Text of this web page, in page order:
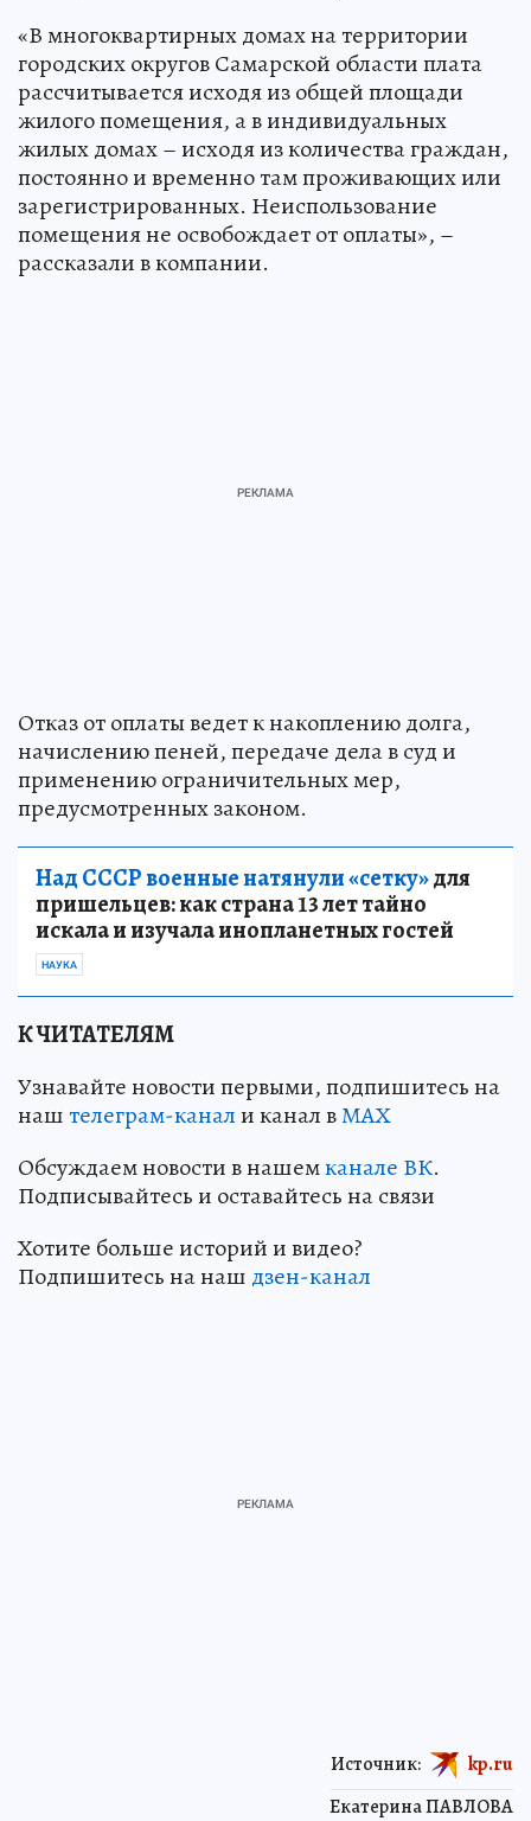
«В многоквартирных домах на территории
городских округов Самарской области плата
рассчитывается исходя из общей площади
жилого помещения, а в индивидуальных
жилых домах – исходя из количества граждан,
постоянно и временно там проживающих или
зарегистрированных. Неиспользование
помещения не освобождает от оплаты», –
рассказали в компании.
Отказ от оплаты ведет к накоплению долга,
начислению пеней, передаче дела в суд и
применению ограничительных мер,
предусмотренных законом.
Над СССР военные натянули «сетку»для
пришельцев: как страна 13 лет тайно
искала и изучала инопланетных гостей
НАУКА
К ЧИТАТЕЛЯМ
Узнавайте новости первыми, подпишитесь на
наштелеграм-канали канал вМАХ
Обсуждаем новости в нашемканале ВК.
Подписывайтесь и оставайтесь на связи
Хотите больше историй и видео?
Подпишитесь на наш дзен-канал
Екатерина ПАВЛОВА
Источник: kp.ru